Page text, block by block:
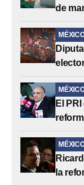
de
El
la